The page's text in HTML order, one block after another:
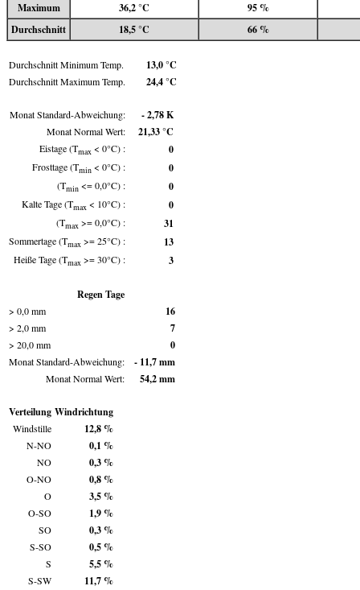
Maximum
36,2 °C
95 %
Durchschnitt
18,5 °C 66 %
Durchschnitt Minimum Temp. 13,0 °C
Durchschnitt Maximum Temp. 24,4 °C
Monat Standard-Abweichung: - 2,78 K
Monat Normal Wert: 21,33 °C
Eistage (Tmax < 0°C) : 0
Frosttage (Tmin < 0°C) : 0
(Tmin <= 0,0°C) : 0
Kalte Tage (Tmax < 10°C) : 0
(Tmax >= 0,0°C) : 31
Sommertage (Tmax >= 25°C) : 13
Heiße Tage (Tmax >= 30°C) : 3
Regen Tage
> 0,0 mm 16
> 2,0 mm 7
> 20,0 mm 0
Monat Standard-Abweichung: - 11,7 mm
Monat Normal Wert: 54,2 mm
Verteilung Windrichtung
Windstille 12,8 %
N-NO 0,1 %
NO 0,3 %
O-NO 0,8 %
O 3,5 %
O-SO 1,9 %
SO 0,3 %
S-SO 0,5 %
S 5,5 %
S-SW 11,7 %